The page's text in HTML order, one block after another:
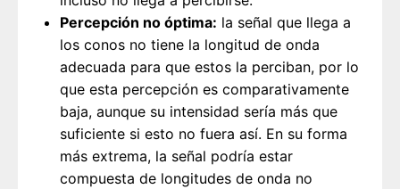
Percepción no óptima: la señal que llega a
los conos no tiene la longitud de onda
adecuada para que estos la perciban, por lo
que esta percepción es comparativamente
baja, aunque su intensidad sería más que
suficiente si esto no fuera así. En su forma
más extrema, la señal podría estar
compuesta de longitudes de onda no